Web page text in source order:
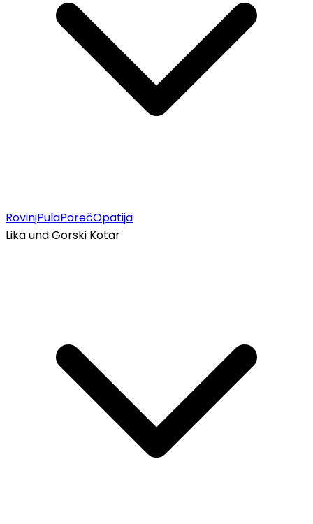
RovinjPulaPorečOpatija
Lika und Gorski Kotar